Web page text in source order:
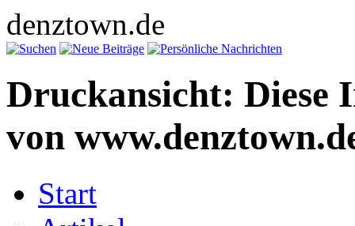
denztown.de
Druckansicht: Diese
von
Start